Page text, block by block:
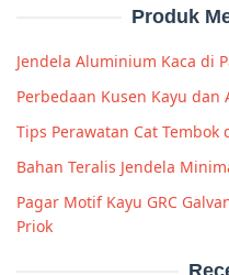
Produk
Jendela Aluminium Kaca di
Perbedaan Kusen Kayu dan
Tips Perawatan Cat Tembok
Bahan Teralis Jendela
Pagar Motif Kayu GRC
Priok